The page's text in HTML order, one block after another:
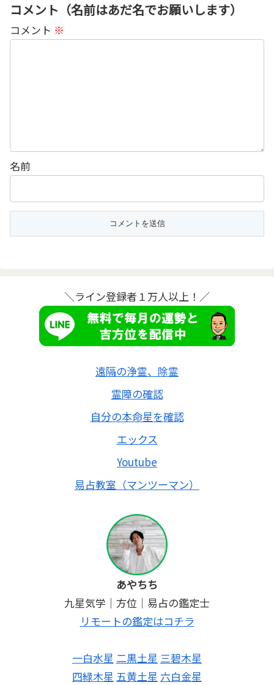
コメント（名前はあだ名でお願いします）
コメント ※
名前
＼ライン登録者１万人以上！／
遠隔の浄霊、除霊
霊障の確認
自分の本命星を確認
エックス
Youtube
易占教室（マンツーマン）
あやちち
九星気学｜方位｜易占の鑑定士
リモートの鑑定はコチラ
一白水星 二黒土星 三碧木星
四緑木星 五黄土星 六白金星